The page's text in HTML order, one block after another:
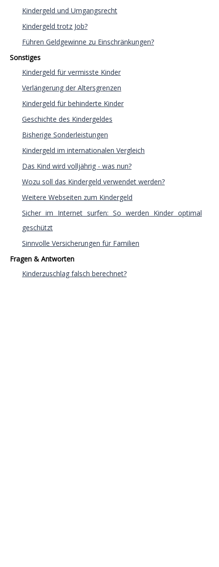
Kindergeld und Umgangsrecht
Kindergeld trotz Job?
Führen Geldgewinne zu Einschränkungen?
Sonstiges
Kindergeld für vermisste Kinder
Verlängerung der Altersgrenzen
Kindergeld für behinderte Kinder
Geschichte des Kindergeldes
Bisherige Sonderleistungen
Kindergeld im internationalen Vergleich
Das Kind wird volljährig - was nun?
Wozu soll das Kindergeld verwendet werden?
Weitere Webseiten zum Kindergeld
Sicher im Internet surfen: So werden Kinder optimal
geschützt
Sinnvolle Versicherungen für Familien
Fragen & Antworten
Kinderzuschlag falsch berechnet?